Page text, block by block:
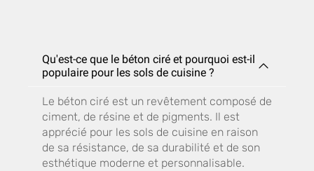
Qu'est-ce que le béton ciré et pourquoi est-il
populaire pour les sols de cuisine ?
Le béton ciré est un revêtement composé de
ciment, de résine et de pigments. Il est
apprécié pour les sols de cuisine en raison
de sa résistance, de sa durabilité et de son
esthétique moderne et personnalisable.